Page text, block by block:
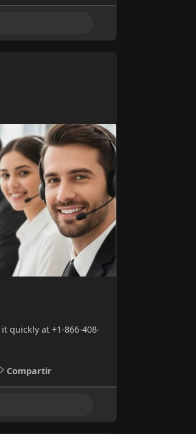
quickly at +1-866-408-
Compartir